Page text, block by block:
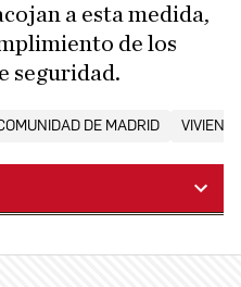
a esta medida,
de los
seguridad.
DE MADRID